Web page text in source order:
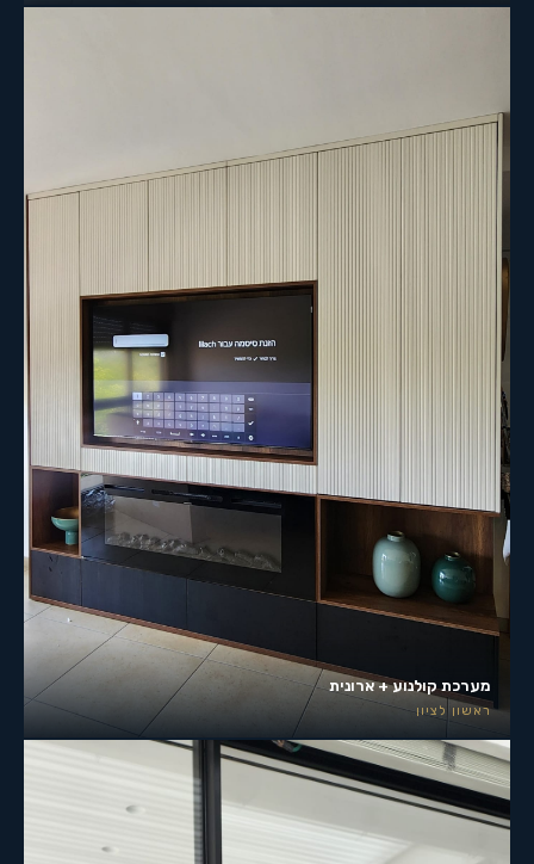
מערכת קולנוע + ארונית
ראשון לציון